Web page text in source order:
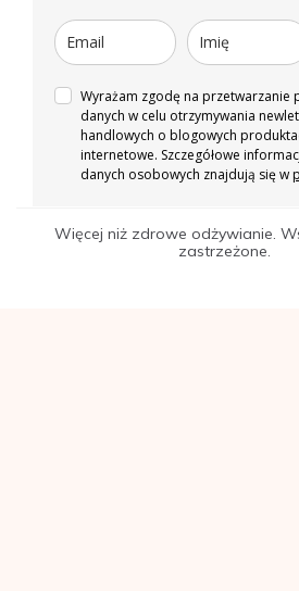
Wyrażam zgodę na przetwarzanie
danych w celu otrzymywania
handlowych o blogowych
internetowe. Szczegółowe
danych osobowych znajdują się w
Więcej niż zdrowe odżywianie.
zastrzeżone.